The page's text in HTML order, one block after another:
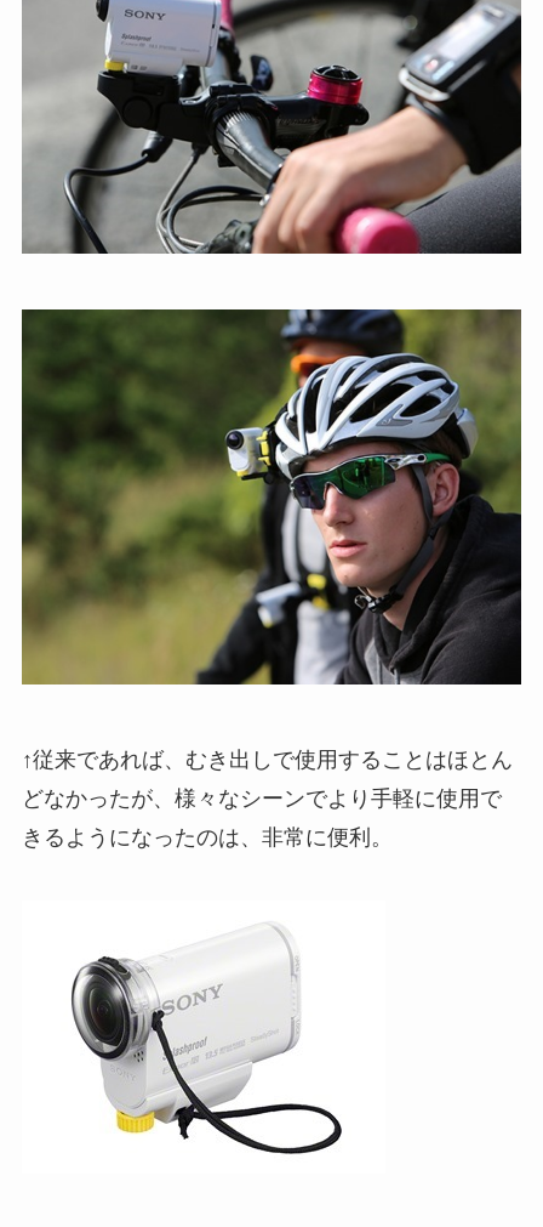
↑従来であれば、むき出しで使用することはほとん
どなかったが、様々なシーンでより手軽に使用で
きるようになったのは、非常に便利。